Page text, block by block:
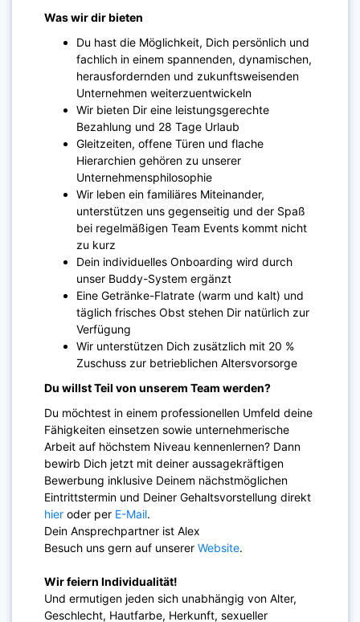
Was wir dir bieten
Du hast die Möglichkeit, Dich persönlich und
fachlich in einem spannenden, dynamischen,
herausfordernden und zukunftsweisenden
Unternehmen weiterzuentwickeln
Wir bieten Dir eine leistungsgerechte
Bezahlung und 28 Tage Urlaub
Gleitzeiten, offene Türen und flache
Hierarchien gehören zu unserer
Unternehmensphilosophie
Wir leben ein familiäres Miteinander,
unterstützen uns gegenseitig und der Spaß
bei regelmäßigen Team Events kommt nicht
zu kurz
Dein individuelles Onboarding wird durch
unser Buddy-System ergänzt
Eine Getränke-Flatrate (warm und kalt) und
täglich frisches Obst stehen Dir natürlich zur
Verfügung
Wir unterstützen Dich zusätzlich mit 20 %
Zuschuss zur betrieblichen Altersvorsorge
Du willst Teil von unserem Team werden?
Du möchtest in einem professionellen Umfeld deine
Fähigkeiten einsetzen sowie unternehmerische
Arbeit auf höchstem Niveau kennenlernen? Dann
bewirb Dich jetzt mit deiner aussagekräftigen
Bewerbung inklusive Deinem nächstmöglichen
Eintrittstermin und Deiner Gehaltsvorstellung direkt
hier oder per E-Mail.
Dein Ansprechpartner ist Alex
Besuch uns gern auf unserer Website.
Wir feiern Individualität!
Und ermutigen jeden sich unabhängig von Alter,
Geschlecht, Hautfarbe, Herkunft, sexueller